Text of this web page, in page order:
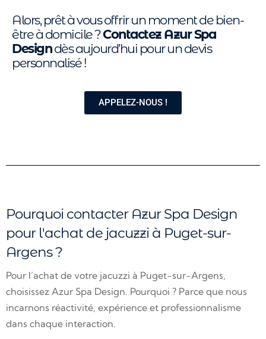
Alors, prêt à vous offrir un moment de bien-
être à domicile ?Contactez Azur Spa
Designdès aujourd’hui pour un devis
personnalisé !
APPELEZ-NOUS !
Pourquoi contacter Azur Spa Design
pour l'achat de jacuzzi à Puget-sur-
Argens ?
Pour l’achat de votre jacuzzi à Puget-sur-Argens,
choisissez Azur Spa Design. Pourquoi ? Parce que nous
incarnons réactivité, expérience et professionnalisme
dans chaque interaction.